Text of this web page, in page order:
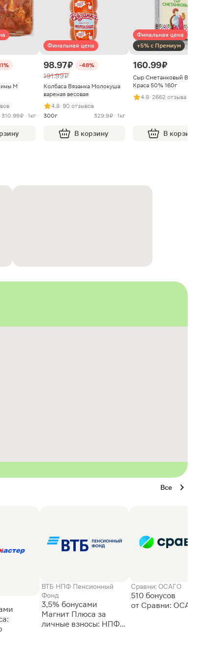
М
310.99 ₽ · 1кг
Финальная цена
98.97 ₽ -48%
191.99 ₽
Колбаса Вязанка Молокуша
вареная весовая
4.8· 90 отзывов
300г
329.9 ₽ · 1кг
В корзину
Финальная цена
+5% с Премиум
160.99 ₽
Сыр Сметанковый Варвара
Краса 50% 160г
4.8· 2662 отзыва
В корзину
Все
ВТБ НПФ Пенсионный
Фонд
3,5% бонусами
Магнит Плюса за
личные взносы: НПФ
Сравни: ОСАГО
510 бонусов